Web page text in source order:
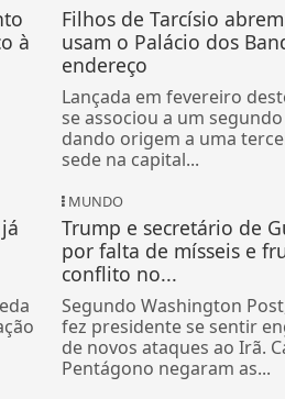
à
Filhos de Tarcísio
usam o Palácio dos
endereço
Lançada em fevereiro
se associou a um
dando origem a uma
sede na capital...
MUNDO
Trump e secretário de
por falta de mísseis e
conflito no...
Segundo Washington
fez presidente se sentir
de novos ataques ao Irã.
Pentágono negaram as...